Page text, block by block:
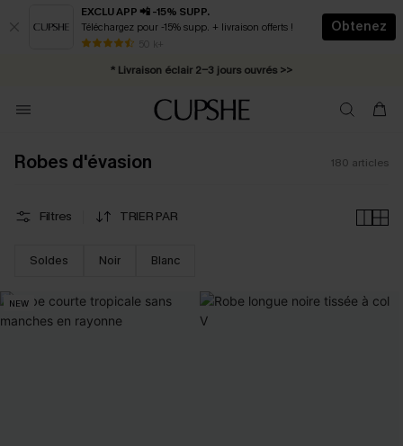
EXCLU APP 📲 -15% SUPP.
Téléchargez pour -15% supp. + livraison offerts !
50 k+
Obtenez
* Livraison éclair 2-3 jours ouvrés >>
Abonnement E-mail : -25% dès 4 achetés >>
Robes d'évasion 180 articles
Filtres TRIER PAR
Soldes Noir Blanc
NEW